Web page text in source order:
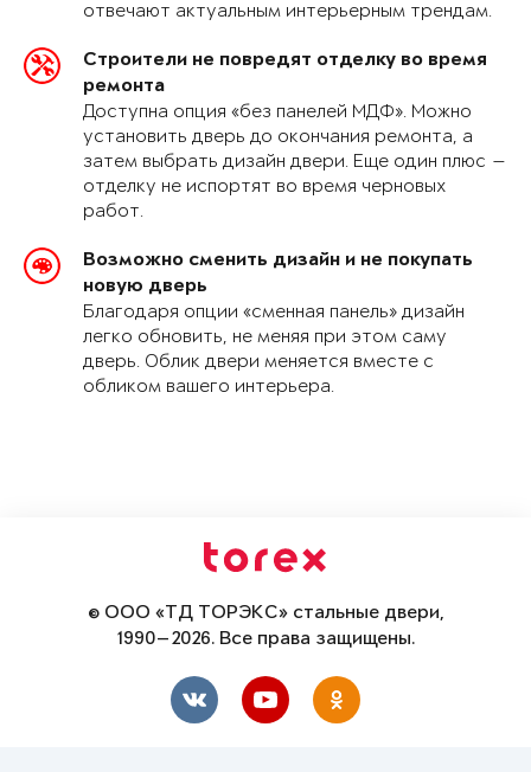
отвечают актуальным интерьерным трендам.
Строители не повредят отделку во время
ремонта
Доступна опция «без панелей МДФ». Можно
установить дверь до окончания ремонта, а
затем выбрать дизайн двери. Еще один плюс —
отделку не испортят во время черновых
работ.
Возможно сменить дизайн и не покупать
новую дверь
Благодаря опции «сменная панель» дизайн
легко обновить, не меняя при этом саму
дверь. Облик двери меняется вместе с
обликом вашего интерьера.
© ООО «ТД ТОРЭКС» стальные двери,
1990—2026. Все права защищены.